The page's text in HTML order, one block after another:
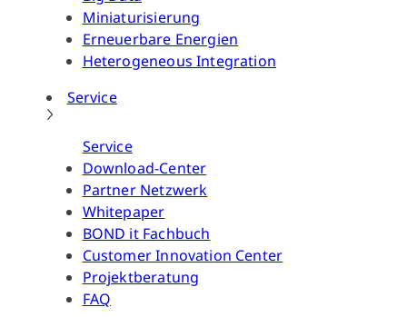
Miniaturisierung
Erneuerbare Energien
Heterogeneous Integration
Service
Service
Download-Center
Partner Netzwerk
Whitepaper
BOND it Fachbuch
Customer Innovation Center
Projektberatung
FAQ